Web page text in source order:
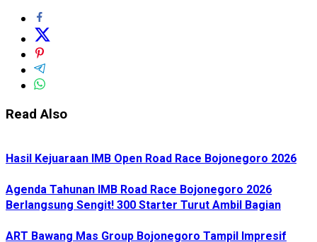
Read Also
Hasil Kejuaraan IMB Open Road Race Bojonegoro 2026
Agenda Tahunan IMB Road Race Bojonegoro 2026
Berlangsung Sengit! 300 Starter Turut Ambil Bagian
ART Bawang Mas Group Bojonegoro Tampil Impresif